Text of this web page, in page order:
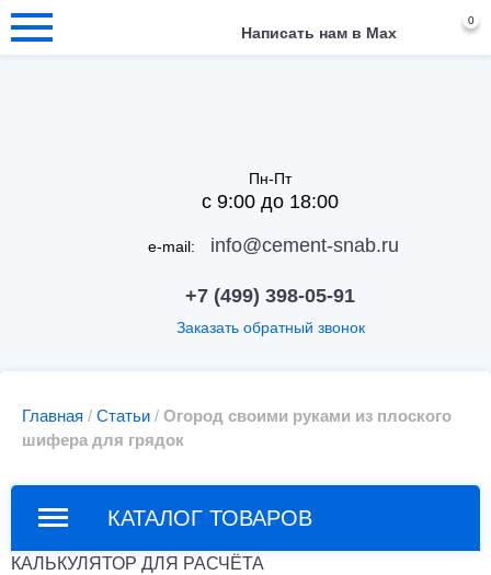
Написать нам в Max
0
Пн-Пт
с 9:00 до 18:00
e-mail: info@cement-snab.ru
+7 (499) 398-05-91
Заказать обратный звонок
Главная / Статьи / Огород своими руками из плоского
шифера для грядок
КАТАЛОГ ТОВАРОВ
КАЛЬКУЛЯТОР ДЛЯ РАСЧЁТА